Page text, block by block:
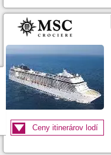
Ceny itinerárov lodí